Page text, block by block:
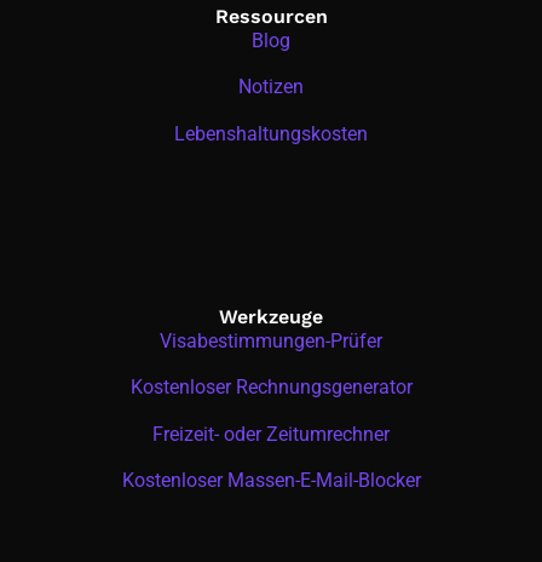
Ressourcen
Blog
Notizen
Lebenshaltungskosten
Werkzeuge
Visabestimmungen-Prüfer
Kostenloser Rechnungsgenerator
Freizeit- oder Zeitumrechner
Kostenloser Massen-E-Mail-Blocker